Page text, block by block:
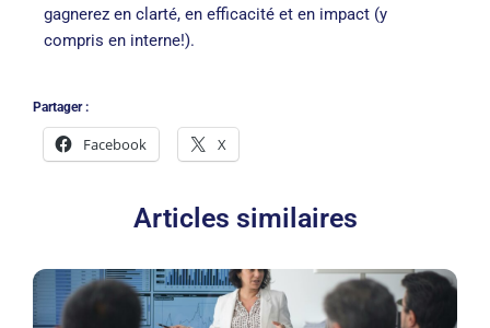
gagnerez en clarté, en efficacité et en impact (y
compris en interne!).
Partager :
Facebook X
Articles similaires